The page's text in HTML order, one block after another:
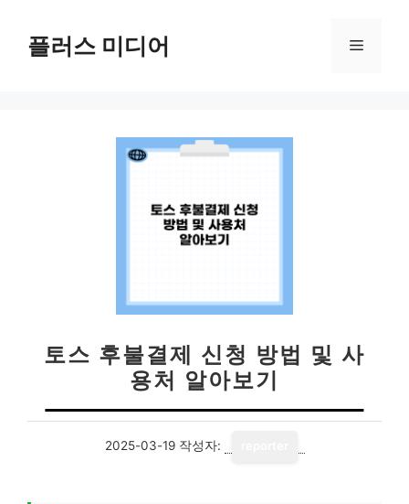
플러스 미디어 메
토스 후불결제 신청 방법 및 사
용처 알아보기
2025-03-19 작성자: